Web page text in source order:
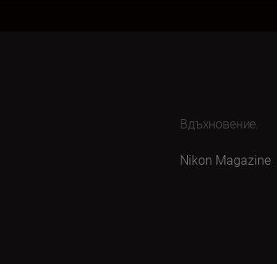
Вдъхновение.
Nikon Magazine